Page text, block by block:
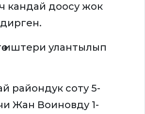
кандай доосу жок
иштери улантылып
райондук соту 5-
Жан Воиновду 1-